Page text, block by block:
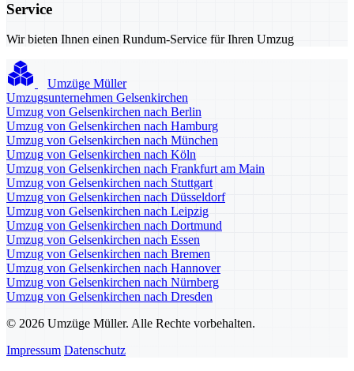
Service
Wir bieten Ihnen einen Rundum-Service für Ihren Umzug
Umzüge Müller
Umzugsunternehmen Gelsenkirchen
Umzug von Gelsenkirchen nach Berlin
Umzug von Gelsenkirchen nach Hamburg
Umzug von Gelsenkirchen nach München
Umzug von Gelsenkirchen nach Köln
Umzug von Gelsenkirchen nach Frankfurt am Main
Umzug von Gelsenkirchen nach Stuttgart
Umzug von Gelsenkirchen nach Düsseldorf
Umzug von Gelsenkirchen nach Leipzig
Umzug von Gelsenkirchen nach Dortmund
Umzug von Gelsenkirchen nach Essen
Umzug von Gelsenkirchen nach Bremen
Umzug von Gelsenkirchen nach Hannover
Umzug von Gelsenkirchen nach Nürnberg
Umzug von Gelsenkirchen nach Dresden
© 2026 Umzüge Müller. Alle Rechte vorbehalten.
Impressum Datenschutz